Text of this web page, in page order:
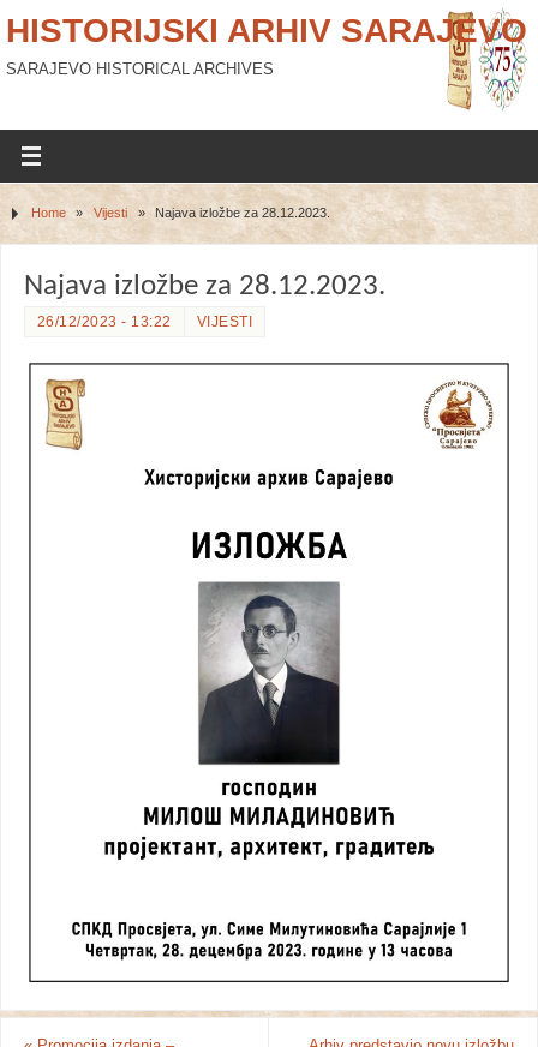
HISTORIJSKI ARHIV SARAJEVO
SARAJEVO HISTORICAL ARCHIVES
Home » Vijesti » Najava izložbe za 28.12.2023.
Najava izložbe za 28.12.2023.
26/12/2023 - 13:22 VIJESTI